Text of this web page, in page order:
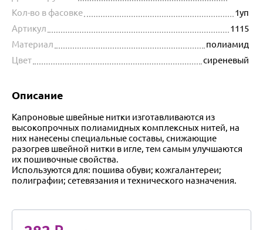
Кол-во в фасовке
1уп
Артикул
1115
Материал
полиамид
Цвет
сиреневый
Описание
Капроновые швейные нитки изготавливаются из
высокопрочных полиамидных комплексных нитей, на
них нанесены специальные составы, снижающие
разогрев швейной нитки в игле, тем самым улучшаются
их пошивочные свойства.
Используются для: пошива обуви; кожгалантереи;
полиграфии; сетевязания и технического назначения.